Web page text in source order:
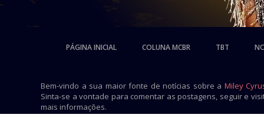
PÁGINA INICIAL COLUNA MCBR TBT
Bem-vindo a sua maior fonte de notícias sobre a Miley
Sinta-se a vontade para comentar as postagens, seguir e
mais informações.